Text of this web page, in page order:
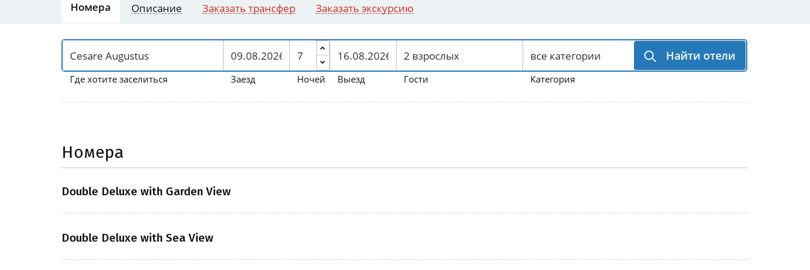
Номера Описание Заказать трансфер Заказать экскурсию
Найти отели
Где хотите заселиться Заезд Ночей Выезд Гости Категория
Номера
Double Deluxe with Garden View
Double Deluxe with Sea View